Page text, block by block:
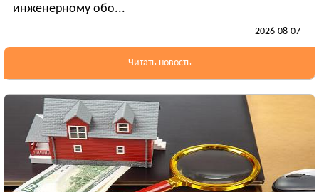
Болехов
Смотреть всё
Тараща
Тетиев
Смотреть всё
КИРОВОГРАДСКАЯ ОБЛАСТЬ
Александрия
инженерному обо...
2026-08-07
Читать новость